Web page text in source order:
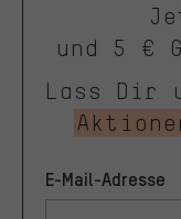
und 5 €
Lass Dir
E-Mail-Adresse